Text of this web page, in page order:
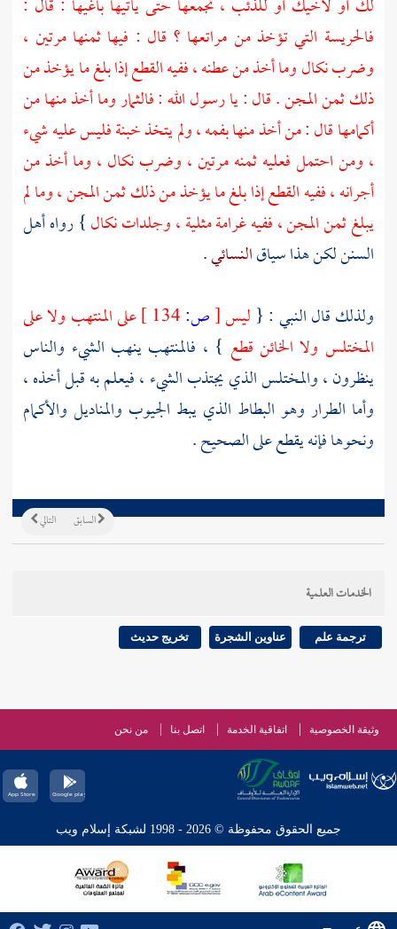
لك أو لأخيك أو للذئب ، تجمعها حتى يأتيها باغيها : قال :
فالحريسة التي تؤخذ من مراتعها ؟ قال : فيها ثمنها مرتين ،
وضرب نكال وما أخذ من عطنه ، ففيه القطع إذا بلغ ما يؤخذ من
ذلك ثمن المجن . قال : يا رسول الله : فالثمار وما أخذ منها من
أكمامها قال : من أخذ منها بفمه ، ولم يتخذ خبنة فليس عليه شيء
، ومن احتمل فعليه ثمنه مرتين ، وضرب نكال ، وما أخذ من
أجرانه ، ففيه القطع إذا بلغ ما يؤخذ من ذلك ثمن المجن ، وما لم
يبلغ ثمن المجن ، ففيه غرامة مثلية ، وجلدات نكال} رواه أهل
السنن لكن هذا سياقالنسائي.
ولذلك قال النبي : { ليس[ص:
على المنتهب ولا على
المختلس ولا الخائن قطع } ، فالمنتهب ينهب الشيء والناس
ينظرون ، والمختلس الذي يجتذب الشيء ، فيعلم به قبل أخذه ،
وأما الطرار وهو البطاط الذي يبط الجيوب والمناديل والأكمام
ونحوها فإنه يقطع على الصحيح .
التالي السابق
الخدمات العلمية
ترجمة علم عناوين الشجرة تخريج حديث
وثيقة الخصوصية اتفاقية الخدمة اتصل بنا من نحن
جميع الحقوق محفوظة © 2026 - 1998 لشبكة إسلام ويب